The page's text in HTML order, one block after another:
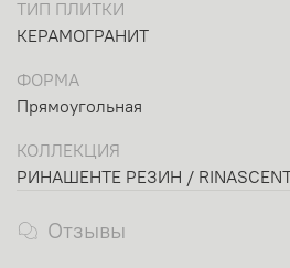
ТИП ПЛИТКИ
КЕРАМОГРАНИТ
ФОРМА
Прямоугольная
КОЛЛЕКЦИЯ
РИНАШЕНТЕ РЕЗИН /
Отзывы